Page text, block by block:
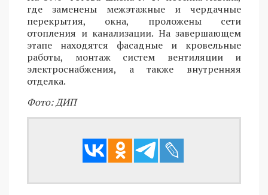
где заменены межэтажные и чердачные
перекрытия, окна, проложены сети
отопления и канализации. На завершающем
этапе находятся фасадные и кровельные
работы, монтаж систем вентиляции и
электроснабжения, а также внутренняя
отделка.
Фото: ДИП